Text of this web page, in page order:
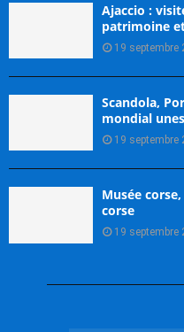
Ajaccio :
patrimoine
19 septembre
Scandola,
mondial
19 septembre
Musée
corse
19 septembre